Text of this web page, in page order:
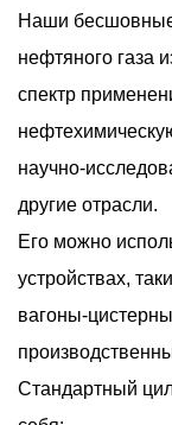
Наши
нефтяного газа
спектр
научно-
другие отрасли.
Его можно
устройствах,
вагоны-
Стандартный